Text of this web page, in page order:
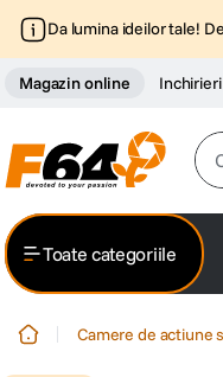
Da lumina ideilor tale!
Magazin online Inchirieri
Toate categoriile
Camere de actiune